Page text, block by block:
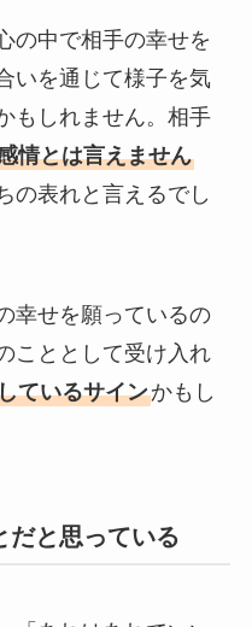
の中で相手の幸せを
いを通じて様子を気
もしれません。相手
情とは言えません
の表れと言えるでし
幸せを願っているの
こととして受け入れ
ているサインかもし
だと思っている